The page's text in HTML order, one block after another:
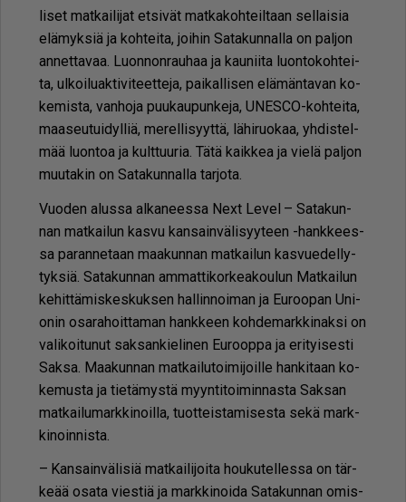
li­set mat­kai­li­jat et­si­vät mat­ka­koh­teil­taan sel­lai­sia
elä­myk­siä ja koh­tei­ta, joi­hin Sa­ta­kun­nal­la on pal­jon
an­net­ta­vaa. Luon­non­rau­haa ja kau­nii­ta luon­to­koh­tei­
ta, ul­koi­lu­ak­ti­vi­teet­te­ja, pai­kal­li­sen elä­män­ta­van ko­
ke­mis­ta, van­ho­ja puu­kau­pun­ke­ja, UNES­CO-koh­tei­ta,
maa­seu­tui­dyl­liä, me­rel­li­syyt­tä, lä­hi­ruo­kaa, yh­dis­tel­
mää luon­toa ja kult­tuu­ria. Tätä kaik­kea ja vie­lä pal­jon
muu­ta­kin on Sa­ta­kun­nal­la tar­jo­ta.
Vuo­den alus­sa al­ka­nees­sa Next Le­vel – Sa­ta­kun­
nan mat­kai­lun kas­vu kan­sain­vä­li­syy­teen -hank­kees­
sa pa­ran­ne­taan maa­kun­nan mat­kai­lun kas­vu­e­del­ly­
tyk­siä. Sa­ta­kun­nan am­mat­ti­kor­ke­a­kou­lun Mat­kai­lun
ke­hit­tä­mis­kes­kuk­sen hal­lin­noi­man ja Eu­roo­pan Uni­
o­nin osa­ra­hoit­ta­man hank­keen koh­de­mark­ki­nak­si on
va­li­koi­tu­nut sak­san­kie­li­nen Eu­roop­pa ja eri­tyi­ses­ti
Sak­sa. Maa­kun­nan mat­kai­lu­toi­mi­joil­le han­ki­taan ko­
ke­mus­ta ja tie­tä­mys­tä myyn­ti­toi­min­nas­ta Sak­san
mat­kai­lu­mark­ki­noil­la, tuot­teis­ta­mi­ses­ta sekä mark­
ki­noin­nis­ta.
– Kan­sain­vä­li­siä mat­kai­li­joi­ta hou­ku­tel­les­sa on tär­
ke­ää osa­ta vies­tiä ja mark­ki­noi­da Sa­ta­kun­nan omis­